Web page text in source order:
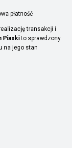
płatność
transakcji i
Piaskito sprawdzony
na jego stan